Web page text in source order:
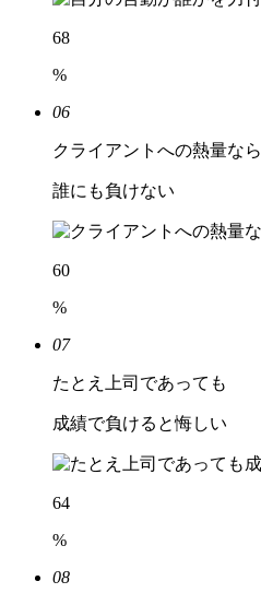
68
%
06
クライアントへの熱量なら
誰にも負けない
60
%
07
たとえ上司であっても
成績で負けると悔しい
64
%
08